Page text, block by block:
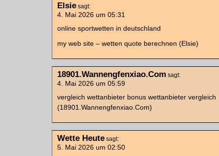
Elsie sagt:
4. Mai 2026 um 05:31
online sportwetten in deutschland
my web site – wetten quote berechnen (Elsie)
18901.Wannengfenxiao.Com sagt:
4. Mai 2026 um 05:59
vergleich wettanbieter bonus wettanbieter vergleich
(18901.Wannengfenxiao.Com)
Wette Heute sagt:
5. Mai 2026 um 02:50